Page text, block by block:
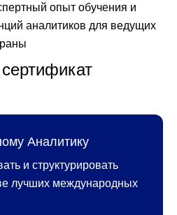
опыт обучения и
аналитиков для ведущих
Аналитику
и структурировать
лучших международных